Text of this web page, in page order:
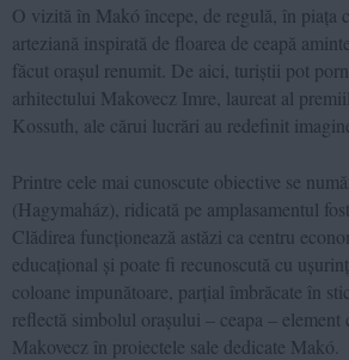
O vizită în Makó începe, de regulă, în piața
arteziană inspirată de floarea de ceapă
făcut orașul renumit. De aici, turiștii pot
arhitectului Makovecz Imre, laureat al
Kossuth, ale cărui lucrări au redefinit
Printre cele mai cunoscute obiective se
(Hagymaház), ridicată pe amplasamentul
Clădirea funcționează astăzi ca centru
educațional și poate fi recunoscută cu
coloane impunătoare, parțial îmbrăcate în
reflectă simbolul orașului – ceapa – element
Makovecz în proiectele sale dedicate Makó.